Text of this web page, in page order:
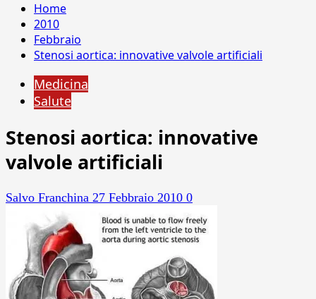
Home
2010
Febbraio
Stenosi aortica: innovative valvole artificiali
Medicina
Salute
Stenosi aortica: innovative
valvole artificiali
Salvo Franchina 27 Febbraio 2010 0